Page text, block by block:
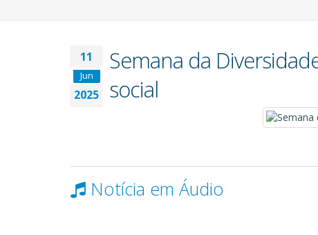
11
Jun
2025
Semana da
social
Notícia em Áudio